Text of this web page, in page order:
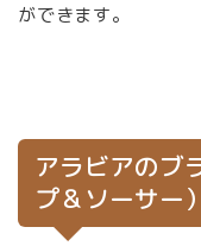
ができます。
アラビアのブ
プ＆ソーサー）